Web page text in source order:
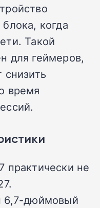
когда
Такой
для геймеров,
снизить
время
практически не
6,7-дюймовый